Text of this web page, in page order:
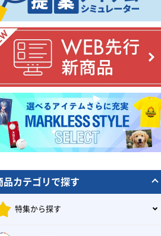
品カテゴリで探す
特集から探す